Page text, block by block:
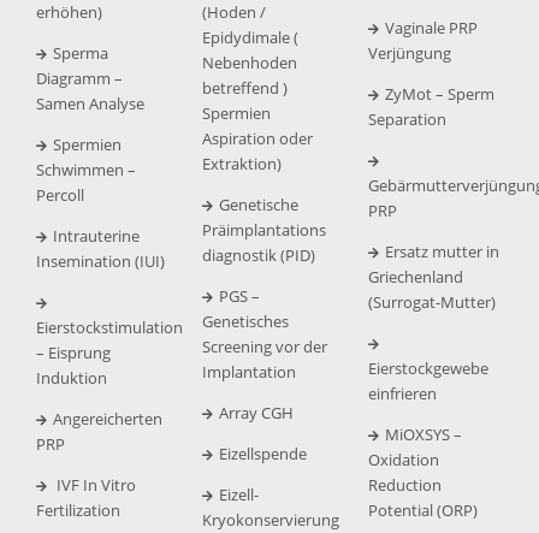
erhöhen)
Sperma
Diagramm –
Samen Analyse
Spermien
Schwimmen –
Percoll
Intrauterine
Insemination (IUI)
Eierstockstimulation
– Eisprung
Induktion
Angereicherten
PRP
IVF In Vitro
Fertilization
(Hoden /
Epidydimale (
Nebenhoden
betreffend )
Spermien
Aspiration oder
Extraktion)
Genetische
Präimplantations
diagnostik (PID)
PGS –
Genetisches
Screening vor der
Implantation
Array CGH
Eizellspende
Eizell-
Kryokonservierung
Vaginale PRP
Verjüngung
ZyMot – Sperm
Separation
PRP
Ersatz mutter in
Griechenland
(Surrogat-Mutter)
Eierstockgewebe
einfrieren
MiOXSYS –
Oxidation
Reduction
Potential (ORP)